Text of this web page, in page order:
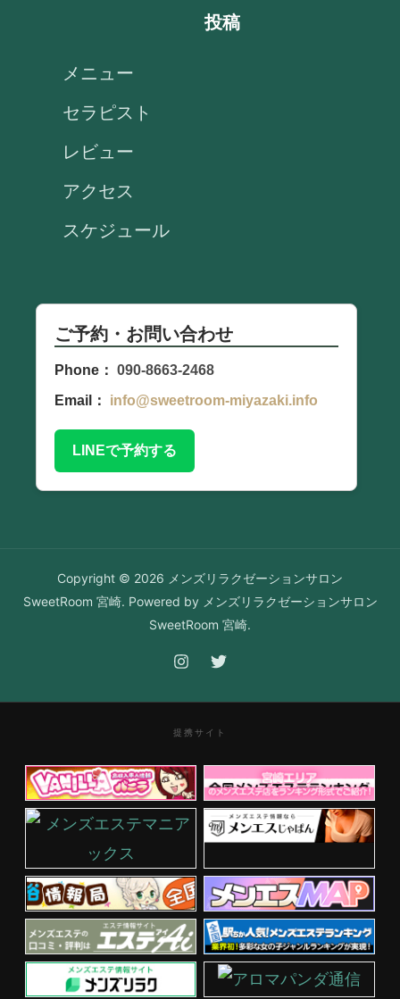
投稿
メニュー
セラピスト
レビュー
アクセス
スケジュール
ご予約・お問い合わせ
Phone： 090-8663-2468
Email：
info@sweetroom-miyazaki.info
LINEで予約する
Copyright © 2026 メンズリラクゼーションサロン
SweetRoom 宮崎. Powered by メンズリラクゼーションサロン
SweetRoom 宮崎.
提携サイト